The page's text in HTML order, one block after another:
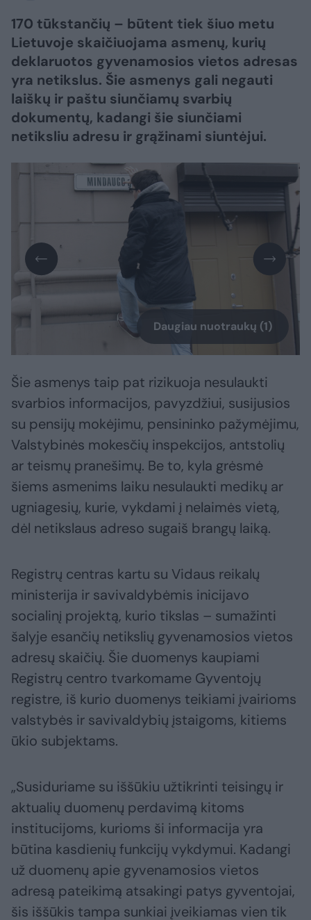
170 tūkstančių – būtent tiek šiuo metu
Lietuvoje skaičiuojama asmenų, kurių
deklaruotos gyvenamosios vietos adresas
yra netikslus. Šie asmenys gali negauti
laiškų ir paštu siunčiamų svarbių
dokumentų, kadangi šie siunčiami
netiksliu adresu ir grąžinami siuntėjui.
Daugiau nuotraukų (1)
Šie asmenys taip pat rizikuoja nesulaukti
svarbios informacijos, pavyzdžiui, susijusios
su pensijų mokėjimu, pensininko pažymėjimu,
Valstybinės mokesčių inspekcijos, antstolių
ar teismų pranešimų. Be to, kyla grėsmė
šiems asmenims laiku nesulaukti medikų ar
ugniagesių, kurie, vykdami į nelaimės vietą,
dėl netikslaus adreso sugaiš brangų laiką.
Registrų centras kartu su Vidaus reikalų
ministerija ir savivaldybėmis inicijavo
socialinį projektą, kurio tikslas – sumažinti
šalyje esančių netikslių gyvenamosios vietos
adresų skaičių. Šie duomenys kaupiami
Registrų centro tvarkomame Gyventojų
registre, iš kurio duomenys teikiami įvairioms
valstybės ir savivaldybių įstaigoms, kitiems
ūkio subjektams.
„Susiduriame su iššūkiu užtikrinti teisingų ir
aktualių duomenų perdavimą kitoms
institucijoms, kurioms ši informacija yra
būtina kasdienių funkcijų vykdymui. Kadangi
už duomenų apie gyvenamosios vietos
adresą pateikimą atsakingi patys gyventojai,
šis iššūkis tampa sunkiai įveikiamas vien tik